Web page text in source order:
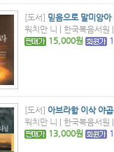
[도서] 믿음으로 말미암아
워치만 니 | 한국복음서
15,000원
[도서] 아브라함 이삭 야
워치만 니 | 한국복음서
13,000원